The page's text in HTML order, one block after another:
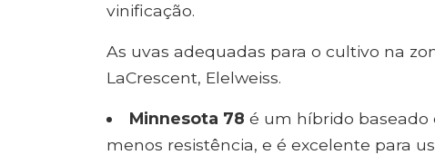
vinificação.
As uvas adequadas para o cultivo na
LaCrescent, Elelweiss.
Minnesota 78 é um híbrido
menos resistência, e é excelente para